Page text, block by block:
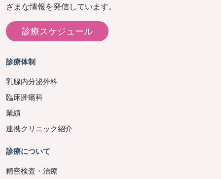
ざまな情報を発信しています。
診療スケジュール
診療体制
乳腺内分泌外科
臨床腫瘍科
業績
連携クリニック紹介
診療について
精密検査・治療